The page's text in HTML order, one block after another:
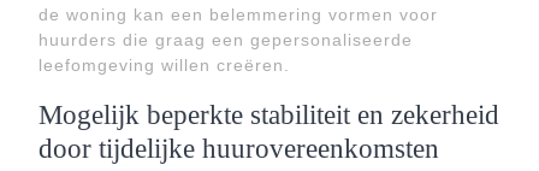
de woning kan een belemmering vormen voor
huurders die graag een gepersonaliseerde
leefomgeving willen creëren.
Mogelijk beperkte stabiliteit en zekerheid
door tijdelijke huurovereenkomsten